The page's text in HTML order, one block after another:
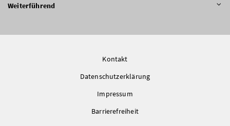
Weiterführend
Kontakt
Datenschutzerklärung
Impressum
Barrierefreiheit